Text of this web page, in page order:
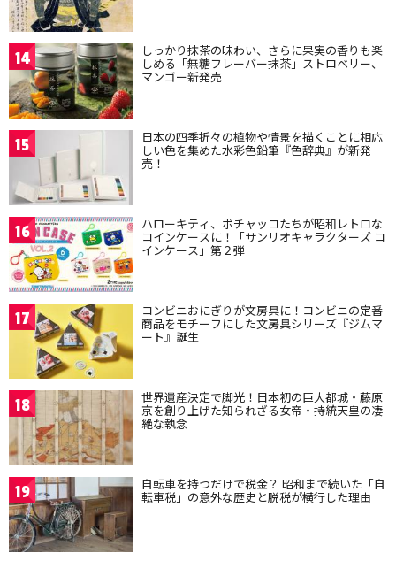
14 しっかり抹茶の味わい、さらに果実の香りも楽
しめる「無糖フレーバー抹茶」ストロベリー、
マンゴー新発売
15 日本の四季折々の植物や情景を描くことに相応
しい色を集めた水彩色鉛筆『色辞典』が新発
売！
16 ハローキティ、ポチャッコたちが昭和レトロな
コインケースに！「サンリオキャラクターズ コ
インケース」第２弾
17 コンビニおにぎりが文房具に！コンビニの定番
商品をモチーフにした文房具シリーズ『ジムマ
ート』誕生
18 世界遺産決定で脚光！日本初の巨大都城・藤原
京を創り上げた知られざる女帝・持統天皇の凄
絶な執念
19 自転車を持つだけで税金？ 昭和まで続いた「自
転車税」の意外な歴史と脱税が横行した理由